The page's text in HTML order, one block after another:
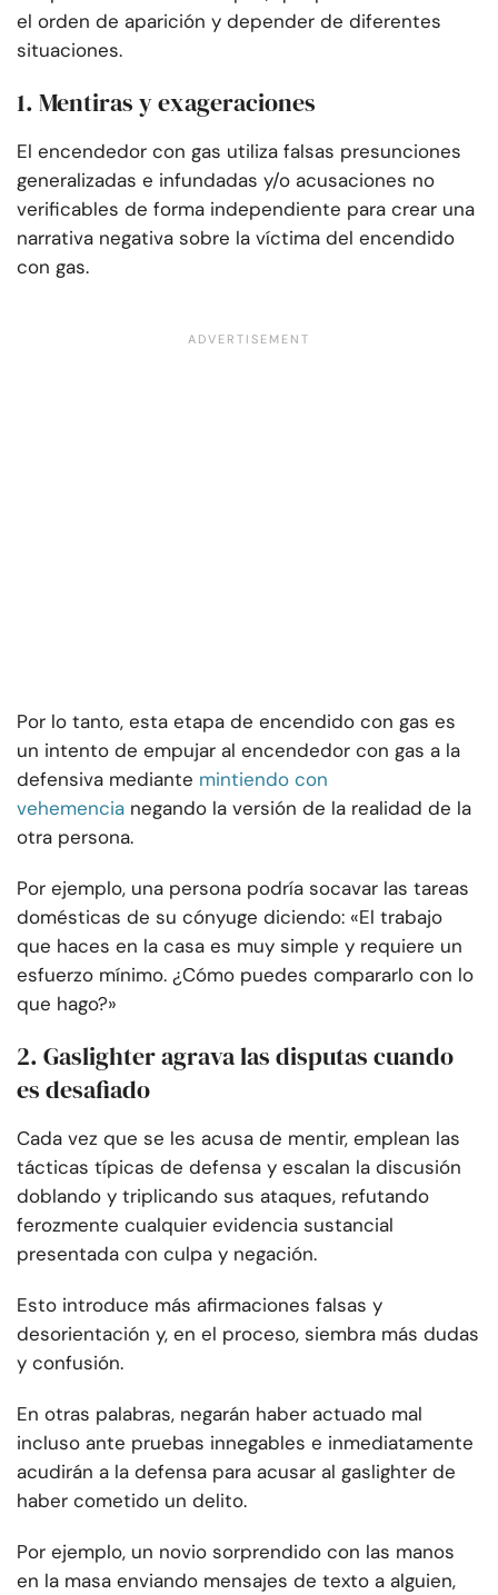
el orden de aparición y depender de diferentes
situaciones.
1. Mentiras y exageraciones
El encendedor con gas utiliza falsas presunciones
generalizadas e infundadas y/o acusaciones no
verificables de forma independiente para crear una
narrativa negativa sobre la víctima del encendido
con gas.
Por lo tanto, esta etapa de encendido con gas es
un intento de empujar al encendedor con gas a la
defensiva mediante mintiendo con
vehemencia negando la versión de la realidad de la
otra persona.
Por ejemplo, una persona podría socavar las tareas
domésticas de su cónyuge diciendo: «El trabajo
que haces en la casa es muy simple y requiere un
esfuerzo mínimo. ¿Cómo puedes compararlo con lo
que hago?»
2. Gaslighter agrava las disputas cuando
es desafiado
Cada vez que se les acusa de mentir, emplean las
tácticas típicas de defensa y escalan la discusión
doblando y triplicando sus ataques, refutando
ferozmente cualquier evidencia sustancial
presentada con culpa y negación.
Esto introduce más afirmaciones falsas y
desorientación y, en el proceso, siembra más dudas
y confusión.
En otras palabras, negarán haber actuado mal
incluso ante pruebas innegables e inmediatamente
acudirán a la defensa para acusar al gaslighter de
haber cometido un delito.
Por ejemplo, un novio sorprendido con las manos
en la masa enviando mensajes de texto a alguien,